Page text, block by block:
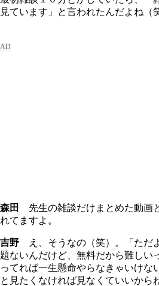
見ています」と言われたんだよね（
森田
先生の雑談だけまとめた動画
れてますよ。
吉野 え、そうなの（笑）。「ただ
題ないんだけど、無料だから難しい
ってれば一生懸命やらなきゃいけな
と見たくなければ見なくていいから